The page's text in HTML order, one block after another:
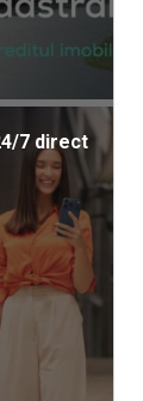
7 direct